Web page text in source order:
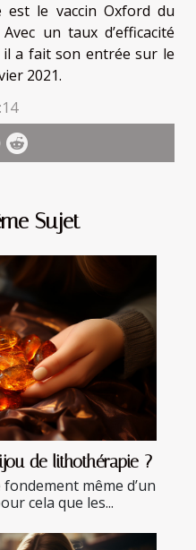
Sujet
de lithothérapie ?
même d’un
cela que les...
le vaccin Oxford du
un taux d’efficacité
a fait son entrée sur le
2021.